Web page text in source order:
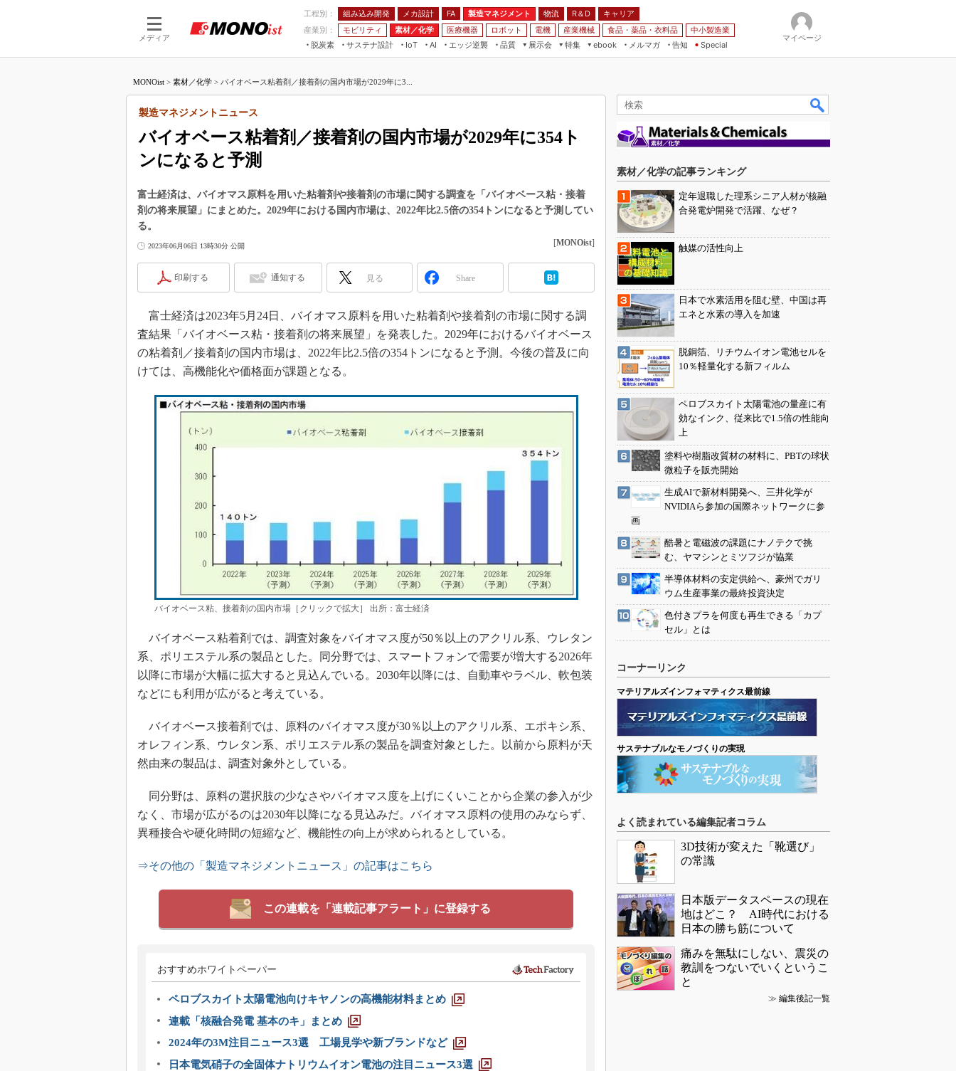
メディア
工程別： 組み込み開発 メカ設計 FA 製造マネジメント 物流 R＆D
キャリア
産業別：
モビリティ 素材／化学 医療機器 ロボット 電機 産業機械 食品・薬品・衣料品
中小製造業
脱炭素
サステナ設計
IoT
つながる工場
AI
AI×設備保全
エッジ逆襲 品質
展示会
JIMTOF
IIFES
TECHNO-FRONTIER
EdgeTech+
日本ものづくりワールド
AUTOMOTIVE WORLD
産業オープンネット展
特集
VR／AR
フィールドサービス
組み込み画像技術
組み込みモデリング
ISO26262
3Dプリンタ
デジタルツインとCAE
イノベーション
製造業ビッグデータ
知財マネジメント
制御セキュリティ
新型コロナへの対応
ebook
モビリティ
メルマガ
告知 Special
マイページ
MONOist > 素材／化学 > バイオベース粘着剤／接着剤の国内市場が2029年に3...
バイオベース粘着剤／接着剤の国内市場が2029年に354ト
ンになると予測
製造マネジメントニュース
富士経済は、バイオマス原料を用いた粘着剤や接着剤の市場に関する調査を「バイオベース粘・接着
剤の将来展望」にまとめた。2029年における国内市場は、2022年比2.5倍の354トンになると予測してい
る。
2023年06月06日 13時30分 公開 [MONOist]
印刷する 通知する 見る Share
富士経済は2023年5月24日、バイオマス原料を用いた粘着剤や接着剤の市場に関する調
査結果「バイオベース粘・接着剤の将来展望」を発表した。2029年におけるバイオベース
の粘着剤／接着剤の国内市場は、2022年比2.5倍の354トンになると予測。今後の普及に向
けては、高機能化や価格面が課題となる。
バイオベース粘、接着剤の国内市場［クリックで拡大］ 出所：富士経済
バイオベース粘着剤では、調査対象をバイオマス度が50％以上のアクリル系、ウレタン
系、ポリエステル系の製品とした。同分野では、スマートフォンで需要が増大する2026年
以降に市場が大幅に拡大すると見込んでいる。2030年以降には、自動車やラベル、軟包装
などにも利用が広がると考えている。
バイオベース接着剤では、原料のバイオマス度が30％以上のアクリル系、エポキシ系、
オレフィン系、ウレタン系、ポリエステル系の製品を調査対象とした。以前から原料が天
然由来の製品は、調査対象外としている。
同分野は、原料の選択肢の少なさやバイオマス度を上げにくいことから企業の参入が少
なく、市場が広がるのは2030年以降になる見込みだ。バイオマス原料の使用のみならず、
異種接合や硬化時間の短縮など、機能性の向上が求められるとしている。
⇒その他の「製造マネジメントニュース」の記事はこちら
この連載を「連載記事アラート」に登録する
おすすめホワイトペーパー
ペロブスカイト太陽電池向けキヤノンの高機能材料まとめ
連載「核融合発電 基本のキ」まとめ
2024年の3M注目ニュース3選 工場見学や新ブランドなど
日本電気硝子の全固体ナトリウムイオン電池の注目ニュース3選
素材／化学の記事ランキング
定年退職した理系シニア人材が核融
合発電炉開発で活躍、なぜ？
触媒の活性向上
日本で水素活用を阻む壁、中国は再
エネと水素の導入を加速
脱銅箔、リチウムイオン電池セルを
10％軽量化する新フィルム
ペロブスカイト太陽電池の量産に有
効なインク、従来比で1.5倍の性能向
上
塗料や樹脂改質材の材料に、PBTの球状
微粒子を販売開始
生成AIで新材料開発へ、三井化学が
NVIDIAら参加の国際ネットワークに参
画
酷暑と電磁波の課題にナノテクで挑
む、ヤマシンとミツフジが協業
半導体材料の安定供給へ、豪州でガリ
ウム生産事業の最終投資決定
色付きプラを何度も再生できる「カプ
セル」とは
コーナーリンク
マテリアルズインフォマティクス最前線
サステナブルなモノづくりの実現
よく読まれている編集記者コラム
3D技術が変えた「靴選び」
の常識
日本版データスペースの現在
地はどこ？ AI時代における
日本の勝ち筋について
痛みを無駄にしない、震災の
教訓をつないでいくというこ
と
≫ 編集後記一覧